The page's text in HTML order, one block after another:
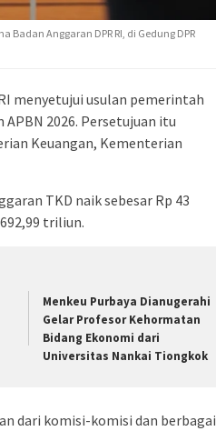
Anggaran DPR RI, di Gedung DPR
menyetujui usulan pemerintah
APBN 2026. Persetujuan itu
Keuangan, Kementerian
TKD naik sebesar Rp 43
triliun.
Menkeu Purbaya Dianugerahi
Gelar Profesor Kehormatan
Bidang Ekonomi dari
Universitas Nankai Tiongkok
dari komisi-komisi dan berbagai